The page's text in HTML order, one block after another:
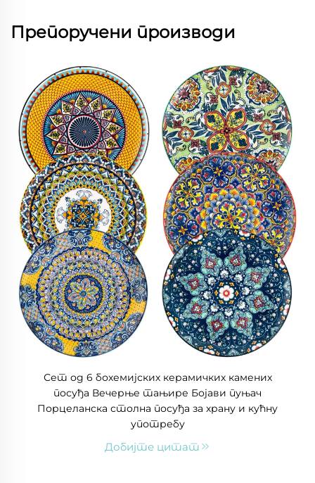
Препоручени производи
Сет од 6 бохемијских керамичких камених
посуђа Вечерње тањире Бојави пуњач
Порцеланска столна посуђа за храну и кућну
употребу
Добијте цитат